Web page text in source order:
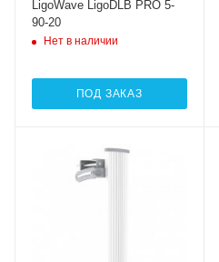
LigoWave LigoDLB PRO 5-
90-20
Нет в наличии
ПОД ЗАКАЗ